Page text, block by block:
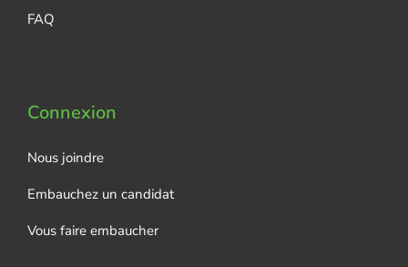
FAQ
Connexion
Nous joindre
Embauchez un candidat
Vous faire embaucher